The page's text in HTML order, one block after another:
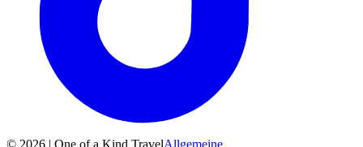
© 2026 | One of a Kind TravelAllgemeine